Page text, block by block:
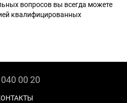
вопросов вы всегда можете
квалифицированных
00 20